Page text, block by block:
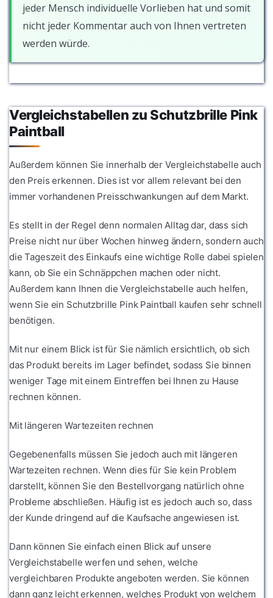
jeder Mensch individuelle Vorlieben hat und somit
nicht jeder Kommentar auch von Ihnen vertreten
werden würde.
Vergleichstabellen zu Schutzbrille Pink
Paintball
Außerdem können Sie innerhalb der Vergleichstabelle auch
den Preis erkennen. Dies ist vor allem relevant bei den
immer vorhandenen Preisschwankungen auf dem Markt.
Es stellt in der Regel denn normalen Alltag dar, dass sich
Preise nicht nur über Wochen hinweg ändern, sondern auch
die Tageszeit des Einkaufs eine wichtige Rolle dabei spielen
kann, ob Sie ein Schnäppchen machen oder nicht.
Außerdem kann Ihnen die Vergleichstabelle auch helfen,
wenn Sie ein Schutzbrille Pink Paintball kaufen sehr schnell
benötigen.
Mit nur einem Blick ist für Sie nämlich ersichtlich, ob sich
das Produkt bereits im Lager befindet, sodass Sie binnen
weniger Tage mit einem Eintreffen bei Ihnen zu Hause
rechnen können.
Mit längeren Wartezeiten rechnen
Gegebenenfalls müssen Sie jedoch auch mit längeren
Wartezeiten rechnen. Wenn dies für Sie kein Problem
darstellt, können Sie den Bestellvorgang natürlich ohne
Probleme abschließen. Häufig ist es jedoch auch so, dass
der Kunde dringend auf die Kaufsache angewiesen ist.
Dann können Sie einfach einen Blick auf unsere
Vergleichstabelle werfen und sehen, welche
vergleichbaren Produkte angeboten werden. Sie können
dann ganz leicht erkennen, welches Produkt von welchem